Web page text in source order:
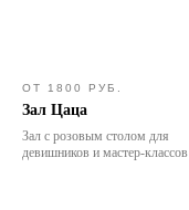
ОТ 1800 РУБ.
Зал Цаца
Зал с розовым столом для
девишников и мастер-классов